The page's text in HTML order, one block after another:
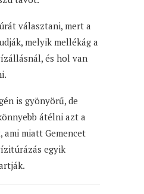
választani, mert a
melyik mellékág a
és hol van
is gyönyörű, de
átélni azt a
ami miatt Gemencet
egyik